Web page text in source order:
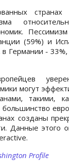
(59%) и
в Германии -
могут
такими,
созданы
Данные этого
Profile